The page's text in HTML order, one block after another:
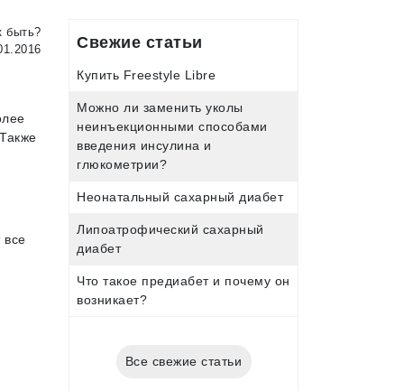
быть?
все
Свежие статьи
Купить Freestyle Libre
Можно ли заменить уколы
неинъекционными способами
введения инсулина и
глюкометрии?
Неонатальный сахарный диабет
Липоатрофический сахарный
диабет
Что такое предиабет и почему он
возникает?
Все свежие статьи